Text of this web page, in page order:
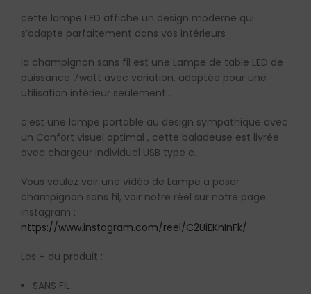
cette lampe LED affiche un design moderne qui
s’adapte parfaitement dans vos intérieurs
la champignon sans fil est une Lampe de table LED de
puissance 7watt avec variation, adaptée pour une
utilisation intérieur seulement .
c’est une lampe portable au design sympathique avec
un Confort visuel optimal , cette baladeuse est livrée
avec chargeur individuel USB type c.
Vous voulez voir une vidéo de Lampe a poser
champignon sans fil, voir notre réel sur notre page
instagram :
https://www.instagram.com/reel/C2UiEKnInFk/
Les + du produit :
SANS FIL